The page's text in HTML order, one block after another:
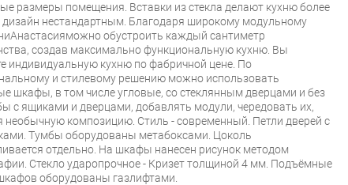
размеры помещения. Вставки из стекла делают кухню более
дизайн нестандартным. Благодаря широкому модульному
обустроить каждый сантиметр
создав максимально функциональную кухню. Вы
индивидуальную кухню по фабричной цене. По
и стилевому решению можно использовать
шкафы, в том числе угловые, со стеклянным дверцами и без
с ящиками и дверцами, добавлять модули, чередовать их,
необычную композицию. Стиль - современный. Петли дверей с
Тумбы оборудованы метабоксами. Цоколь
отдельно. На шкафы нанесен рисунок методом
Стекло ударопрочное - Кризет толщиной 4 мм. Подъёмные
оборудованы газлифтами.